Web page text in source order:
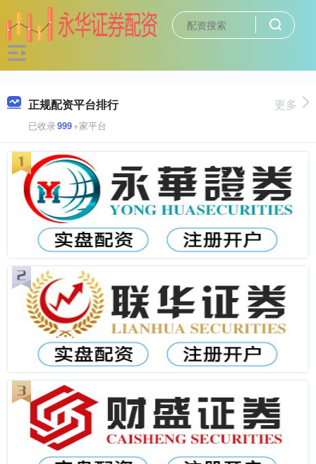
正规配资平台排行
已收录999+家平台
更多